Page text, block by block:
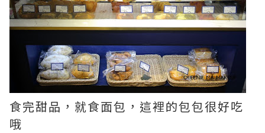
食完甜品，就食面包，這裡的包包很好吃
哦